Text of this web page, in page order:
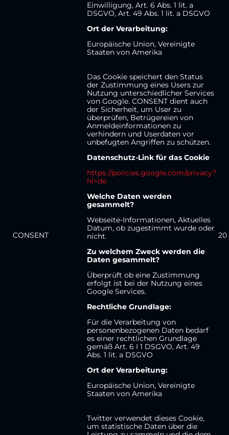
Einwilligung, Art. 6 Abs. 1 lit. a
DSGVO, Art. 49 Abs. 1 lit. a DSGVO
Ort der Verarbeitung:
Europäische Union, Vereinigte
Staaten von Amerika
CONSENT
Das Cookie speichert den Status
der Zustimmung eines Users zur
Nutzung unterschiedlicher Services
von Google. CONSENT dient auch
der Sicherheit, um User zu
überprüfen, Betrügereien von
Anmeldeinformationen zu
verhindern und Userdaten vor
unbefugten Angriffen zu schützen.
Datenschutz-Link für das Cookie
https://policies.google.com/privacy?
hl=de
Welche Daten werden
gesammelt?
Webseite-Informationen, Aktuelles
Datum, ob zugestimmt wurde oder
nicht.
Zu welchem Zweck werden die
Daten gesammelt?
Überprüft ob eine Zustimmung
erfolgt ist bei der Nutzung eines
Google Services.
Rechtliche Grundlage:
Für die Verarbeitung von
personenbezogenen Daten bedarf
es einer rechtlichen Grundlage
gemäß Art. 6 I 1 DSGVO, Art. 49
Abs. 1 lit. a DSGVO
Ort der Verarbeitung:
Europäische Union, Vereinigte
Staaten von Amerika
20
Twitter verwendet dieses Cookie,
um statistische Daten über die